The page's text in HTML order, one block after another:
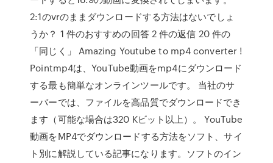
2:1のvrのままダウンロードする方法はないでしょ
うか？ 1 件のおすすめの回答 2 件の返信 20 件の
「同じく」 Amazing Youtube to mp4 converter !
Pointmp4は、YouTube動画をmp4にダウンロード
する最も簡単なオンラインツールです。 当社のサ
ーバーでは、ファイルを高品質でダウンロードでき
ます（可能な場合は320 Kビット以上）。 YouTube
動画をMP4でダウンロードする方法をソフト、サイ
ト別に解説している記事になります。ソフトのイン